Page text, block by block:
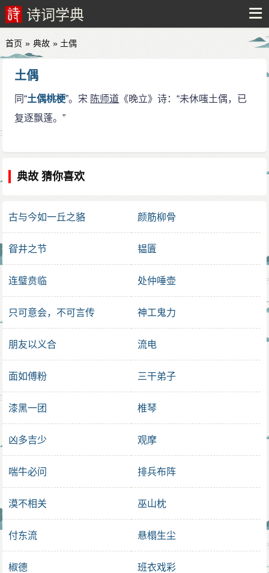
诗词学典
首页 » 典故 » 土偶
土偶
同“土偶桃梗”。宋 陈师道 《晚立》诗：“未休嗤土偶，已
复逐飘蓬。”
典故 猜你喜欢
古与今如一丘之貉 颜筋柳骨
眢井之节 韫匵
连璧贲临 处仲唾壶
只可意会，不可言传 神工鬼力
朋友以义合 流电
面如傅粉 三干弟子
漆黑一团 椎琴
凶多吉少 观摩
喘牛必问 排兵布阵
漠不相关 巫山枕
付东流 悬榻生尘
椒德 班衣戏彩